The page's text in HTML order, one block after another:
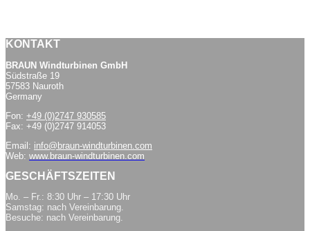
KONTAKT
BRAUN Windturbinen GmbH
Südstraße 19
57583 Nauroth
Germany
Fon: +49 (0)2747 930585
Fax: +49 (0)2747 914053
Email: info@braun-windturbinen.com
Web: www.braun-windturbinen.com
GESCHÄFTSZEITEN
Mo. – Fr.: 8:30 Uhr – 17:30 Uhr
Samstag: nach Vereinbarung.
Besuche: nach Vereinbarung.